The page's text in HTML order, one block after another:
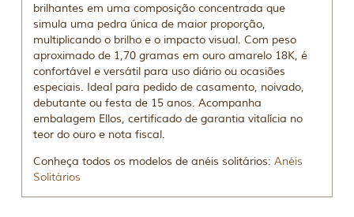
brilhantes em uma composição concentrada que
simula uma pedra única de maior proporção,
multiplicando o brilho e o impacto visual. Com peso
aproximado de 1,70 gramas em ouro amarelo 18K, é
confortável e versátil para uso diário ou ocasiões
especiais. Ideal para pedido de casamento, noivado,
debutante ou festa de 15 anos. Acompanha
embalagem Ellos, certificado de garantia vitalícia no
teor do ouro e nota fiscal.
Conheça todos os modelos de anéis solitários:Anéis
Solitários